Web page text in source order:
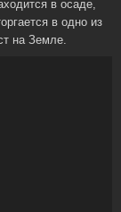
в осаде,
в одно из
на Земле.